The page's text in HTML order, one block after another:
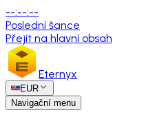
--:--:--
Poslední šance
Přejít na hlavní obsah
Eternyx
EUR
Navigační menu